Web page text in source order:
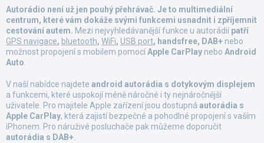
l
á
d
a
c
r
v
k
y
v
Autorádio není už jen pouhý přehrávač. Je to multimediální
centrum, které vám dokáže svými funkcemi usnadnit i zpříjemnit
cestování autem. Mezi nejvyhledávanější funkce u autorádií patří
GPS navigace, bluetooth, WiFi, USB port, handsfree, DAB+ nebo
možnost propojení s mobilem pomocíApple CarPlay nebo Android
Auto.
V naší nabídce najdete android autorádia s dotykovým displejem
a funkcemi, které uspokojí méně náročné i ty nejnáročnější
uživatele. Pro majitele Apple zařízení jsou dostupná autorádia s
Apple CarPlay, která zajistí bezpečné a pohodlné propojení s vaším
iPhonem. Pro náruživé posluchače pak můžeme doporučit
autorádia s DAB+.